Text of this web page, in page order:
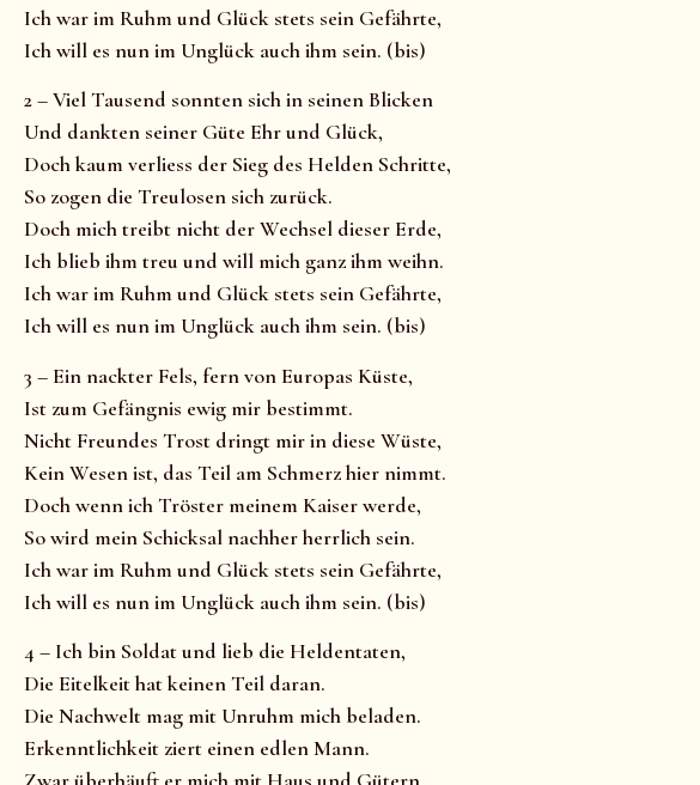
Ich war im Ruhm und Glück stets sein Gefährte,
Ich will es nun im Unglück auch ihm sein. (bis)
2 – Viel Tausend sonnten sich in seinen Blicken
Und dankten seiner Güte Ehr und Glück,
Doch kaum verliess der Sieg des Helden Schritte,
So zogen die Treulosen sich zurück.
Doch mich treibt nicht der Wechsel dieser Erde,
Ich blieb ihm treu und will mich ganz ihm weihn.
Ich war im Ruhm und Glück stets sein Gefährte,
Ich will es nun im Unglück auch ihm sein. (bis)
3 – Ein nackter Fels, fern von Europas Küste,
Ist zum Gefängnis ewig mir bestimmt.
Nicht Freundes Trost dringt mir in diese Wüste,
Kein Wesen ist, das Teil am Schmerz hier nimmt.
Doch wenn ich Tröster meinem Kaiser werde,
So wird mein Schicksal nachher herrlich sein.
Ich war im Ruhm und Glück stets sein Gefährte,
Ich will es nun im Unglück auch ihm sein. (bis)
4 – Ich bin Soldat und lieb die Heldentaten,
Die Eitelkeit hat keinen Teil daran.
Die Nachwelt mag mit Unruhm mich beladen.
Erkenntlichkeit ziert einen edlen Mann.